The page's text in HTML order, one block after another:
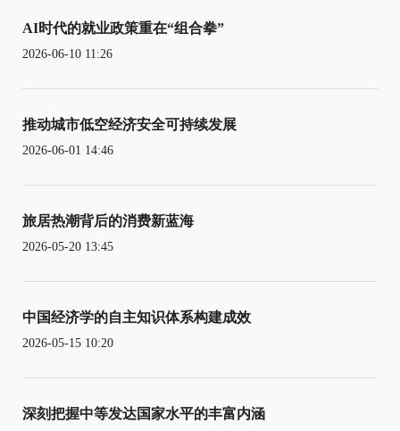
AI时代的就业政策重在“组合拳”
2026-06-10 11:26
推动城市低空经济安全可持续发展
2026-06-01 14:46
旅居热潮背后的消费新蓝海
2026-05-20 13:45
中国经济学的自主知识体系构建成效
2026-05-15 10:20
深刻把握中等发达国家水平的丰富内涵